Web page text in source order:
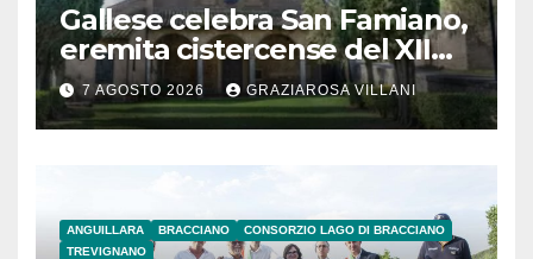
Gallese celebra San Famiano,
eremita cistercense del XII
secolo
7 AGOSTO 2026 GRAZIAROSA VILLANI
ANGUILLARA BRACCIANO
CONSORZIO LAGO DI BRACCIANO
TREVIGNANO